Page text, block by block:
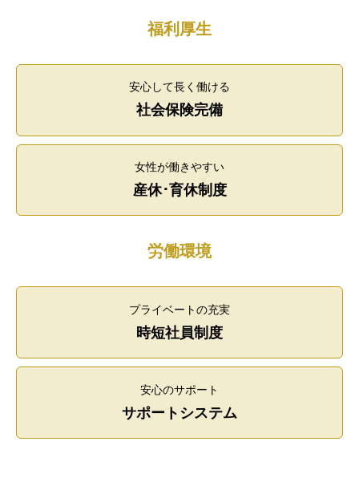
福利厚生
安心して長く働ける
社会保険完備
女性が働きやすい
産休･育休制度
労働環境
プライベートの充実
時短社員制度
安心のサポート
サポートシステム